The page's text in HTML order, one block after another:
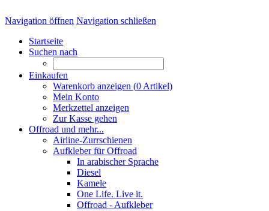
Navigation öffnen Navigation schließen
Startseite
Suchen nach
Einkaufen
Warenkorb anzeigen (0 Artikel)
Mein Konto
Merkzettel anzeigen
Zur Kasse gehen
Offroad und mehr...
Airline-Zurrschienen
Aufkleber für Offroad
In arabischer Sprache
Diesel
Kamele
One Life. Live it.
Offroad - Aufkleber